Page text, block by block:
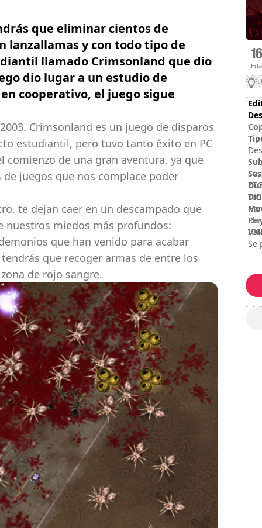
que eliminar cientos de
lanzallamas y con todo tipo de
llamado Crimsonland que dio
dio lugar a un estudio de
cooperativo, el juego sigue
Crimsonland es un juego de disparos
estudiantil, pero tuvo tanto éxito en PC
comienzo de una gran aventura, ya que
juegos que nos complace poder
te dejan caer en un descampado que
nuestros miedos más profundos:
que han venido para acabar
que recoger armas de entre los
de rojo sangre.
Se